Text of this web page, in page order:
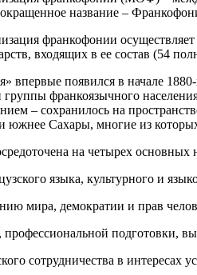
название –
франкофонии
входящих в ее состав (54
впервые появился в начале
франкоязычного
– сохранилось на
южнее Сахары, многие из
на четырех основных
языка, культурного и
мира, демократии и прав
профессиональной подготовки,
сотрудничества в интересах